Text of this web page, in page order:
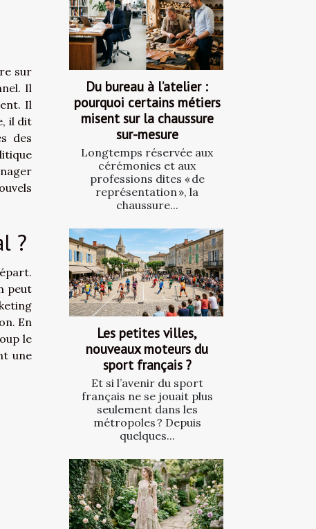
sur
Il
Il
il dit
des
?
peut
En
le
une
Du bureau à l’atelier :
pourquoi certains métiers
misent sur la chaussure
sur-mesure
Longtemps réservée aux
cérémonies et aux
professions dites « de
représentation », la
chaussure...
Les petites villes,
nouveaux moteurs du
sport français ?
Et si l’avenir du sport
français ne se jouait plus
seulement dans les
métropoles ? Depuis
quelques...